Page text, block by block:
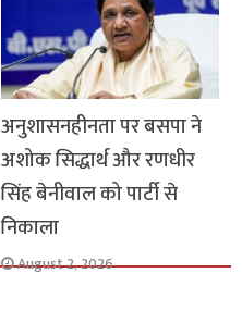
अनुशासनहीनता पर बसपा ने
अशोक सिद्धार्थ और रणधीर
सिंह बेनीवाल को पार्टी से
निकाला
August 2, 2026